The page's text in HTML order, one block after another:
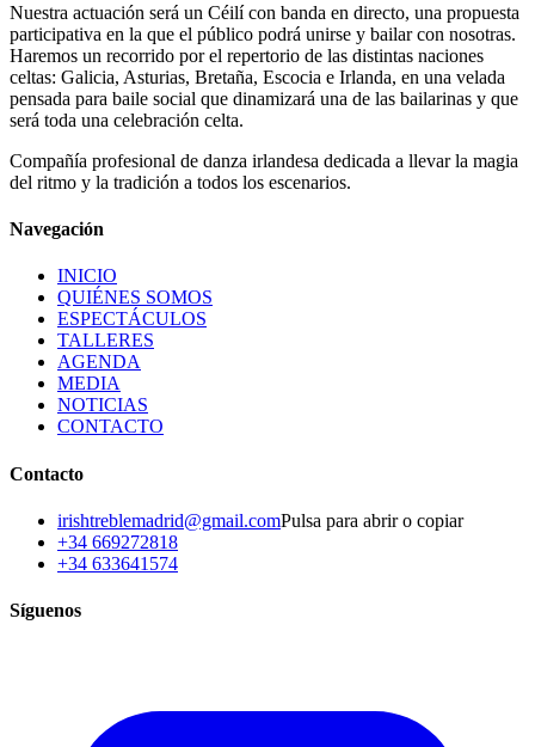
Nuestra actuación será un Céilí con banda en directo, una propuesta
participativa en la que el público podrá unirse y bailar con nosotras.
Haremos un recorrido por el repertorio de las distintas naciones
celtas: Galicia, Asturias, Bretaña, Escocia e Irlanda, en una velada
pensada para baile social que dinamizará una de las bailarinas y que
será toda una celebración celta.
Compañía profesional de danza irlandesa dedicada a llevar la magia
del ritmo y la tradición a todos los escenarios.
Navegación
INICIO
QUIÉNES SOMOS
ESPECTÁCULOS
TALLERES
AGENDA
MEDIA
NOTICIAS
CONTACTO
Contacto
irishtreblemadrid@gmail.comPulsa para abrir o copiar
+34 669272818
+34 633641574
Síguenos